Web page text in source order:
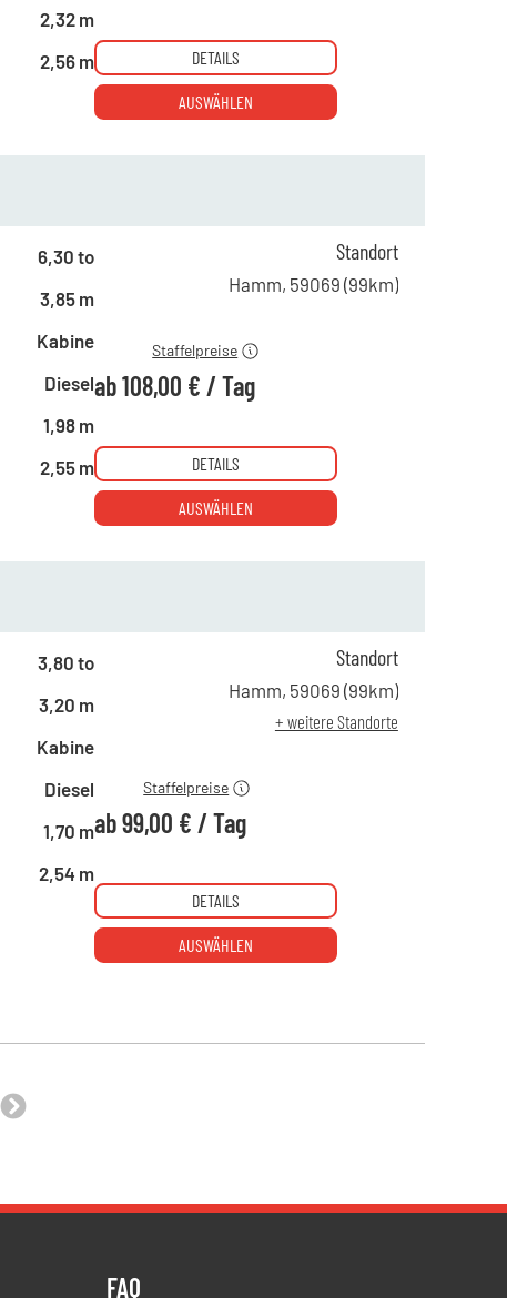
2,32 m
2,56 m DETAILS
AUSWÄHLEN
6,30 to
3,85 m
Kabine
Diesel
1,98 m
2,55 m
ab 1 Tag
165,00 €
ab 22 Tagen
Staffelpreise
ab108,00 € /Tag
Standort
Hamm, 59069 (99km)
DETAILS
AUSWÄHLEN
3,80 to
3,20 m
Kabine
Diesel
1,70 m
2,54 m
182,00 €
ab 5 Tagen
ab 22 Tagen
Staffelpreise
ab99,00 € /Tag
Standort
Hamm, 59069 (99km)
+ weitere Standorte
DETAILS
AUSWÄHLEN
FAQ